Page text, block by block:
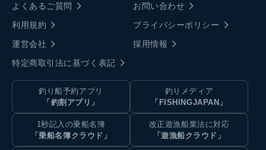
よくあるご質問
お問い合わせ
利用規約
プライバシーポリシー
運営会社
採用情報
特定商取引法に基づく表記
釣り船予約アプリ
「釣割アプリ」
釣りメディア
「FISHINGJAPAN」
1秒記入の乗船名簿
「乗船名簿クラウド」
改正遊漁船業法に対応
「遊漁船クラウド」